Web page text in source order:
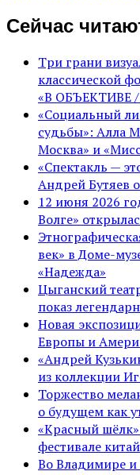
Сейчас
Три грани
классической
«В ОБЪЕКТИВЕ /
«Социальный
судьбы»: Алла
Москва» и
«Спектакль —
Андрей Бутяев
12 июня 2026
Волге»
век» в Доме-
«Надежда»
Цыганский
показ
Новая
Европы и
«Андрей
из коллекции
Торжество
о будущем как
«Красный
фестивале
Во Владимире и